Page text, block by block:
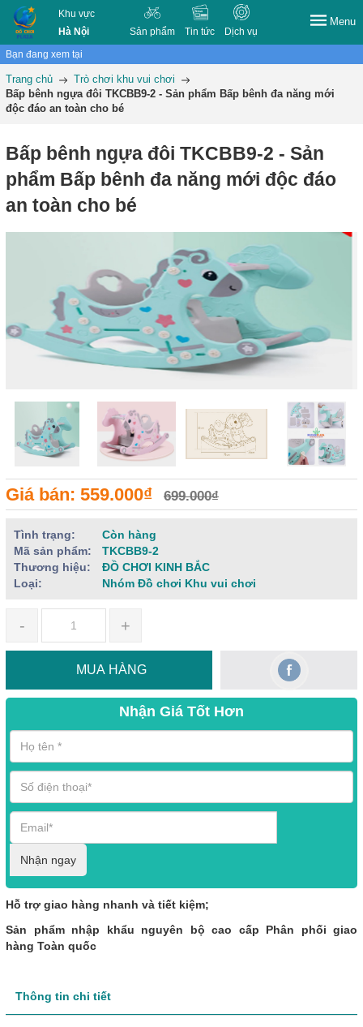
Khu vực
Hà Nội
Sản phẩm Tin tức Dịch vụ
Menu
Bạn đang xem tại
Trang chủ
Trò chơi khu vui chơi
Bấp bênh ngựa đôi TKCBB9-2 - Sản phẩm Bấp bênh đa năng mới
độc đáo an toàn cho bé
Bấp bênh ngựa đôi TKCBB9-2 - Sản
phẩm Bấp bênh đa năng mới độc đáo
an toàn cho bé
Giá bán: 559.000₫ 699.000₫
Tình trạng:
Còn hàng
Mã sản phẩm:
TKCBB9-2
Thương hiệu:
ĐỒ CHƠI KINH BẮC
Loại:
Nhóm Đồ chơi Khu vui chơi
- +
MUA HÀNG
Nhận Giá Tốt Hơn
Nhận ngay
Hỗ trợ giao hàng nhanh và tiết kiệm;
Sản phẩm nhập khẩu nguyên bộ cao cấp Phân phối giao
hàng Toàn quốc
Thông tin chi tiết